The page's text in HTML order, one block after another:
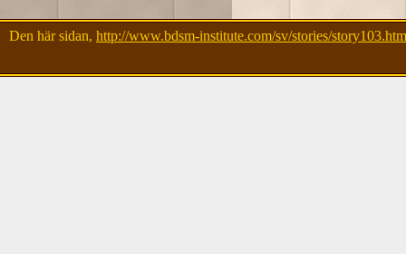
Den här sidan, http://www.bdsm-institute.com/sv/stories/